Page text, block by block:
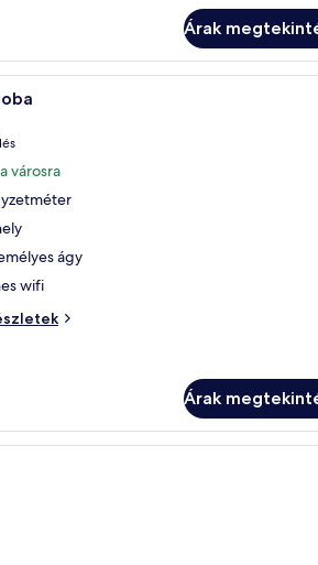
Árak
Egy modern
városra
ágy
wifi
Árak